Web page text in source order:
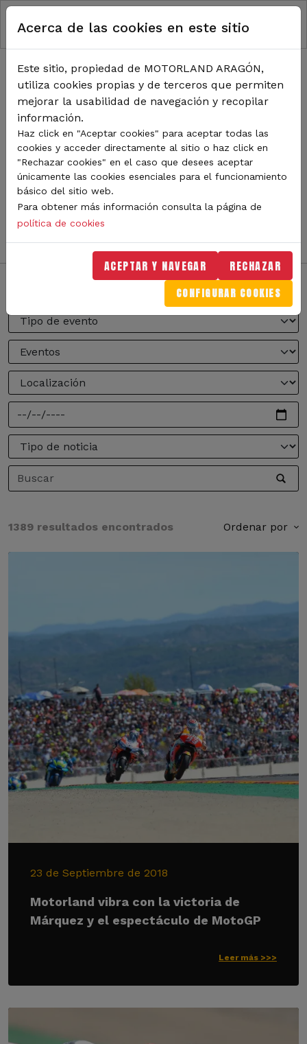
Pasar al contenido principal
RUTA DE NAVEGACIÓN
Inicio Noticias
TODA LA ACTUALIDAD DE
MOTORLAND
Sigue de cerca todas las novedades de MotorLand
Aragón. Aquí encontrarás noticias sobre eventos,
competiciones, pilotos, novedades del circuito y
mucho más. Filtra por categoría o tipo de contenido y
no te pierdas nada del mundo del motor.
1389 resultados encontrados Ordenar por
23 de Septiembre de 2018
Motorland vibra con la victoria de
Márquez y el espectáculo de MotoGP
Leer más >>>
Acerca de las cookies en este sitio
Este sitio, propiedad de MOTORLAND ARAGÓN,
utiliza cookies propias y de terceros que permiten
mejorar la usabilidad de navegación y recopilar
información.
Haz click en "Aceptar cookies" para aceptar todas las
cookies y acceder directamente al sitio o haz click en
"Rechazar cookies" en el caso que desees aceptar
únicamente las cookies esenciales para el funcionamiento
básico del sitio web.
Para obtener más información consulta la página de
política de cookies
ACEPTAR Y NAVEGAR RECHAZAR
CONFIGURAR COOKIES